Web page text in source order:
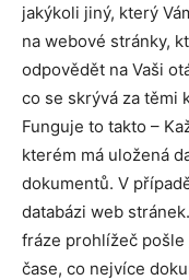
jakýkoli jiný, který
na webové stránky,
odpovědět na Vaši
co se skrývá za těmi
Funguje to takto –
kterém má uložená
dokumentů. V
databázi web
fráze prohlížeč pošle
čase, co nejvíce